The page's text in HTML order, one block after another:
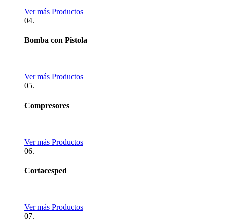
Ver más Productos
04.
Bomba con Pistola
Ver más Productos
05.
Compresores
Ver más Productos
06.
Cortacesped
Ver más Productos
07.